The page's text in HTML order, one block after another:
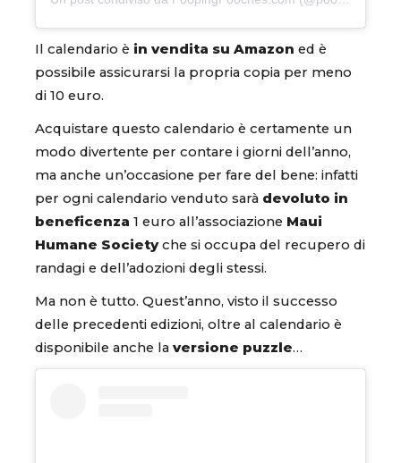
Il calendario è in vendita su Amazon ed è
possibile assicurarsi la propria copia per meno
di 10 euro.
Acquistare questo calendario è certamente un
modo divertente per contare i giorni dell’anno,
ma anche un’occasione per fare del bene: infatti
per ogni calendario venduto sarà devoluto in
beneficenza 1 euro all’associazione Maui
Humane Societyche si occupa del recupero di
randagi e dell’adozioni degli stessi.
Ma non è tutto. Quest’anno, visto il successo
delle precedenti edizioni, oltre al calendario è
disponibile anche la versione puzzle…